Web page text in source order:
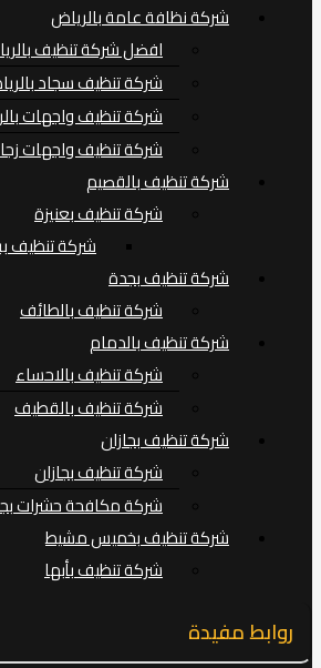
شركة نظافة عامة بالرياض
افضل شركة تنظيف
شركة تنظيف سجاد
شركة تنظيف واجهات
شركة تنظيف واجهات
شركة تنظيف بالقصيم
شركة تنظيف بعنيزة
شركة تنظيف
شركة تنظيف بجدة
شركة تنظيف بالطائف
شركة تنظيف بالدمام
شركة تنظيف بالاحساء
شركة تنظيف بالقطيف
شركة تنظيف بجازان
شركة تنظيف بجازان
شركة مكافحة حشرات
شركة تنظيف بخميس مشيط
شركة تنظيف بأبها
روابط مفيدة